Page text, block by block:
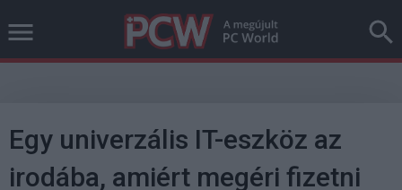
Egy univerzális IT-eszköz az
irodába, amiért megéri fizetni